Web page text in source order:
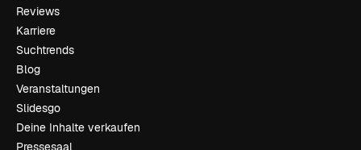
Reviews
Karriere
Suchtrends
Blog
Veranstaltungen
Slidesgo
Deine Inhalte verkaufen
Pressesaal